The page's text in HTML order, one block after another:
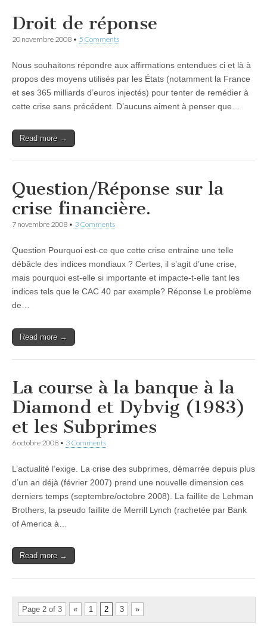
Droit de réponse
20 novembre 2008 • 5 Comments
Nous souhaitons répondre aux affirmations entendues ci et là à
propos des moyens utilisés par les États (notamment la France
et ses 365 milliards d’euros injectés) pour tenter de remédier à
cette crise sans précédent. D’aucuns aiment à penser que…
Read more →
Question/Réponse sur la
crise financière.
7 novembre 2008 • 3 Comments
Question Pourquoi est-ce que cette crise entraine une telle
débâcle des indices mondiaux ? Certes, il s’agit d’une crise,
mais pourquoi est-elle si importante et impacte-t-elle tant les
indices tels que le CAC 40 par exemple? Réponse Le problème
de…
Read more →
La course à la banque à la
Diamond et Dybvig (1983)
et les Subprimes
6 octobre 2008 • 3 Comments
L’actualité l’exige. La crise des subprimes, démarrée depuis plus
d’un an déjà (février 2007) prend une nouvelle dimension ces
derniers temps (septembre/octobre 2008). La faillite de Lehman
Brothers, la pseudo faillite de Merrill Lynch (rachetée par Bank
of America à…
Read more →
Page 2 of 3 « 1 2 3 »